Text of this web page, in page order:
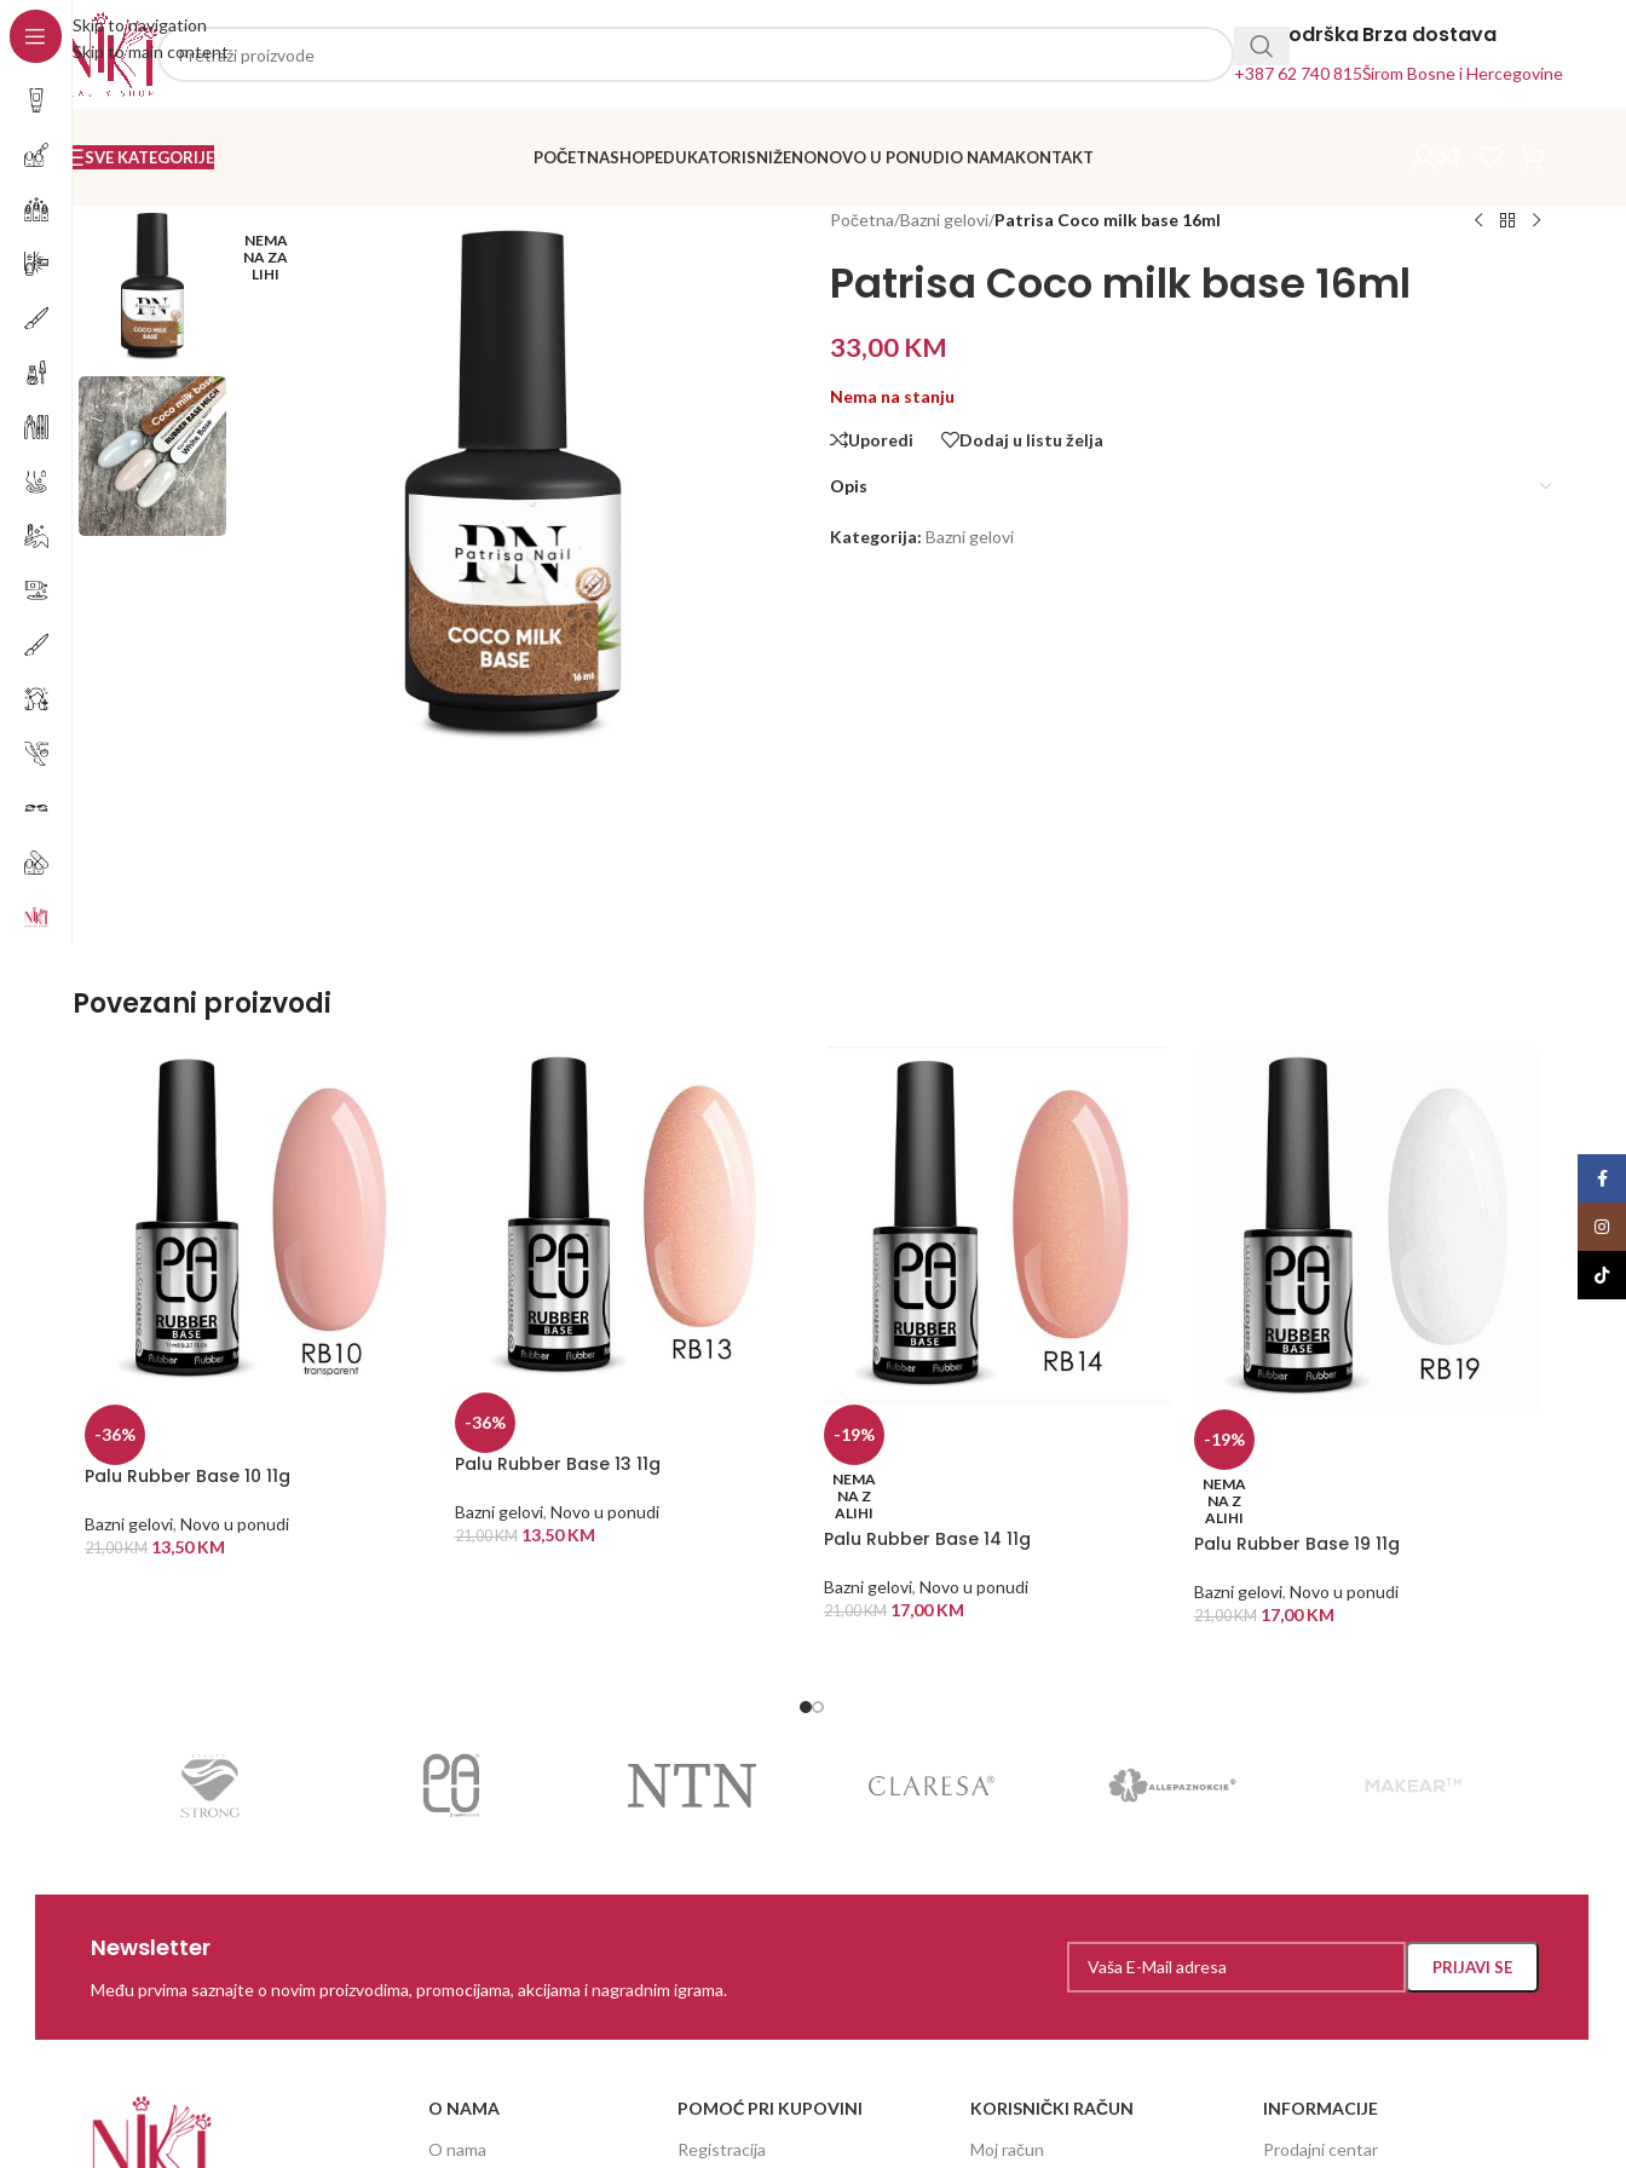
Skip to navigation
Skip to main content
24h Podrška
+387 62 740 815
Brza dostava
Širom Bosne i Hercegovine
SVE KATEGORIJE POČETNASHOPEDUKATORISNIŽENONOVO U PONUDIO NAMAKONTAKT
NEMA
NA ZA
LIHI
Početna/Bazni gelovi/Patrisa Coco milk base 16ml
Patrisa Coco milk base 16ml
33,00 KM
Nema na stanju
Uporedi Dodaj u listu želja
Opis
Kategorija: Bazni gelovi
Povezani proizvodi
-36%
Palu Rubber Base 10 11g
Bazni gelovi, Novo u ponudi
21,00KM 13,50KM
-36%
Palu Rubber Base 13 11g
Bazni gelovi, Novo u ponudi
21,00KM 13,50KM
-19%
NEMA
NA Z
ALIHI
Palu Rubber Base 14 11g
Bazni gelovi, Novo u ponudi
21,00KM 17,00KM
-19%
NEMA
NA Z
ALIHI
Palu Rubber Base 19 11g
Bazni gelovi, Novo u ponudi
21,00KM 17,00KM
Newsletter
Među prvima saznajte o novim proizvodima, promocijama, akcijama i nagradnim igrama.
O NAMA
O nama
POMOĆ PRI KUPOVINI
Registracija
KORISNIČKI RAČUN
Moj račun
INFORMACIJE
Prodajni centar